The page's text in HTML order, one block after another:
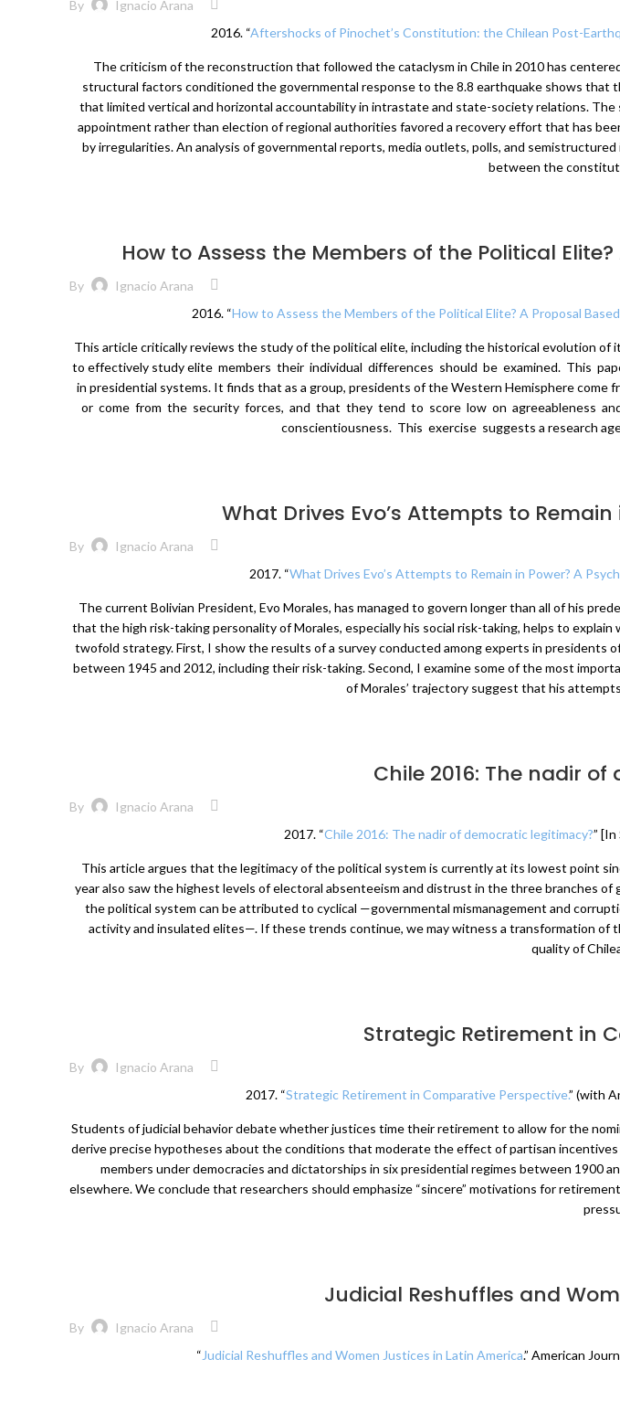
By
Ignacio Arana
2016. “Aftershocks of Pinochet’s Constitution: the Chilean Post-
The criticism of the reconstruction that followed the cataclysm in Chile in 2010 has
structural factors conditioned the governmental response to the 8.8 earthquake shows
that limited vertical and horizontal accountability in intrastate and state-society relations.
appointment rather than election of regional authorities favored a recovery effort that has
by irregularities. An analysis of governmental reports, media outlets, polls, and
between the
How to Assess the Members of the Political
By
Ignacio Arana
2016. “How to Assess the Members of the Political Elite? A Proposal
This article critically reviews the study of the political elite, including the historical evolution of
to effectively study elite members their individual differences should be examined. This
in presidential systems. It finds that as a group, presidents of the Western Hemisphere
or come from the security forces, and that they tend to score low on agreeableness
conscientiousness. This exercise suggests a research
What Drives Evo’s Attempts to
By
Ignacio Arana
2017. “What Drives Evo’s Attempts to Remain in Power? A
The current Bolivian President, Evo Morales, has managed to govern longer than all of his
that the high risk-taking personality of Morales, especially his social risk-taking, helps to
twofold strategy. First, I show the results of a survey conducted among experts in
between 1945 and 2012, including their risk-taking. Second, I examine some of the most
of Morales’ trajectory suggest that his
Chile 2016: The nadir
By
Ignacio Arana
2017. “Chile 2016: The nadir of democratic legitimacy?”
This article argues that the legitimacy of the political system is currently at its lowest point
year also saw the highest levels of electoral absenteeism and distrust in the three branches
the political system can be attributed to cyclical —governmental mismanagement and
activity and insulated elites—. If these trends continue, we may witness a transformation
quality of
Strategic Retirement in
By
Ignacio Arana
2017. “Strategic Retirement in Comparative Perspective.” (with
Students of judicial behavior debate whether justices time their retirement to allow for the
derive precise hypotheses about the conditions that moderate the effect of partisan
members under democracies and dictatorships in six presidential regimes between
elsewhere. We conclude that researchers should emphasize “sincere” motivations for
Judicial Reshuffles and
By
Ignacio Arana
“ Judicial Reshuffles and Women Justices in Latin America.” American